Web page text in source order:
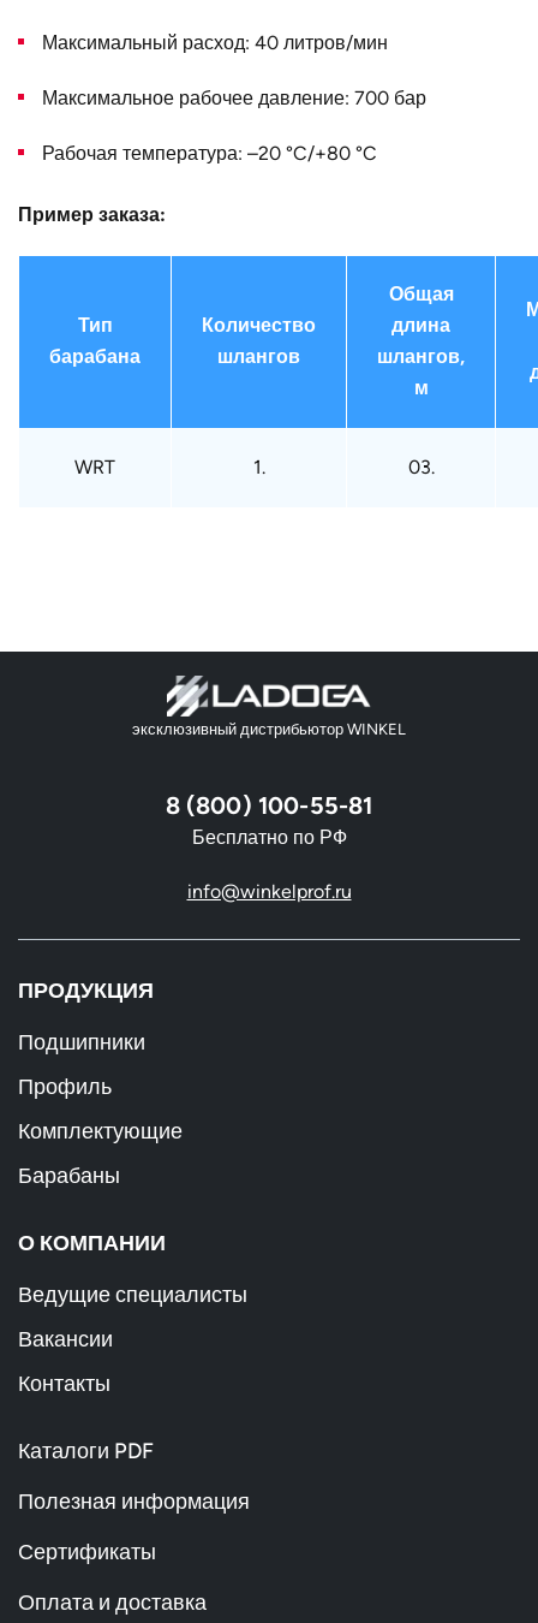
Конструктивное
для двойного шланга
диаметр D, мм
Максимальный расход: 40 литров/мин
Максимальное рабочее давление: 700 бар
Рабочая температура: –20 °C/+80 °C
Пример заказа:
Тип
барабана
Количество
шлангов
Общая
длина
шлангов,
м
WRT 1. 03.
эксклюзивный дистрибьютор WINKEL
8 (800) 100-55-81
Бесплатно по РФ
info@winkelprof.ru
ПРОДУКЦИЯ
Подшипники
Профиль
Комплектующие
Барабаны
О КОМПАНИИ
Ведущие специалисты
Вакансии
Контакты
Каталоги PDF
Полезная информация
Сертификаты
Оплата и доставка